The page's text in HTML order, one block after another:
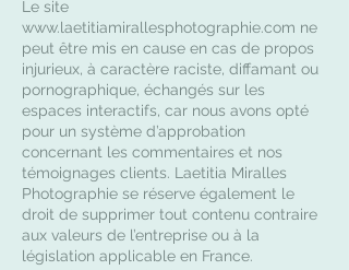
Le site
www.laetitiamirallesphotographie.com ne
peut être mis en cause en cas de propos
injurieux, à caractère raciste, diffamant ou
pornographique, échangés sur les
espaces interactifs, car nous avons opté
pour un système d’approbation
concernant les commentaires et nos
témoignages clients. Laetitia Miralles
Photographie se réserve également le
droit de supprimer tout contenu contraire
aux valeurs de l’entreprise ou à la
législation applicable en France.